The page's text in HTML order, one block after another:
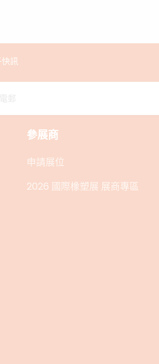
訊
參展商
申請展位
2026 國際橡塑展 展商專區